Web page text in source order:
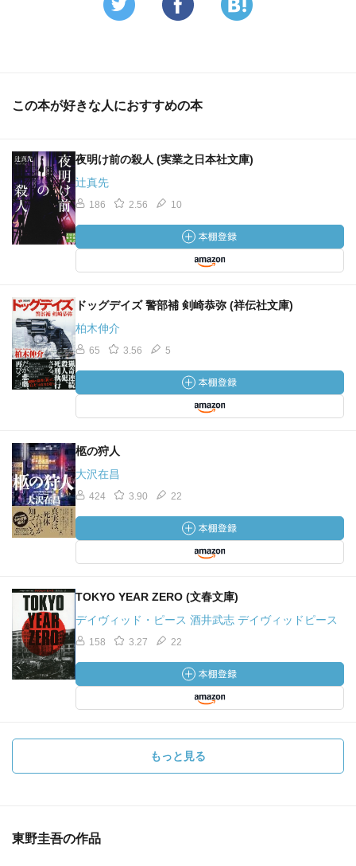
中に入った。だがこの時に、見知らぬ男に襲われている亜
けて両手で思いきり振った。
p319
「聞こえますか」と加賀はいった。彼女はさすがに少し驚
いたようだが、彼がなぜこの秘密を知っているかというこ
とは聞かず、「近くなら」と答えた。
「加賀さん、あたしを逮捕してください」
「これでようやく罪の償いができるんですね。とても長い
「償いは必要です。しかし、公正な審判もまた必要です。
あなたにとっても今度の事件は不運だった」
「俺があなたを守ってみせる」と彼は言った。
「加賀さん。あたし、加賀さんの声を忘れません」
声が詰まった。その彼女の体を引き寄せ、加賀は囁いた。
彼はフロリナ姫の顔のままの未緒に、静かに口づけした。
「君が好きだから」
加賀は未緒の身体を強く抱きしめた。
この本が好きな人におすすめの本
夜明け前の殺人 (実業之日本社文庫)
辻真先
186 2.56 10
ドッグデイズ 警部補 剣崎恭弥 (祥伝社文庫)
柏木伸介
65 3.56 5
柩の狩人
大沢在昌
424 3.90 22
TOKYO YEAR ZERO (文春文庫)
デイヴィッド・ピース 酒井武志 デイヴィッドピース
158 3.27 22
もっと見る
東野圭吾の作品